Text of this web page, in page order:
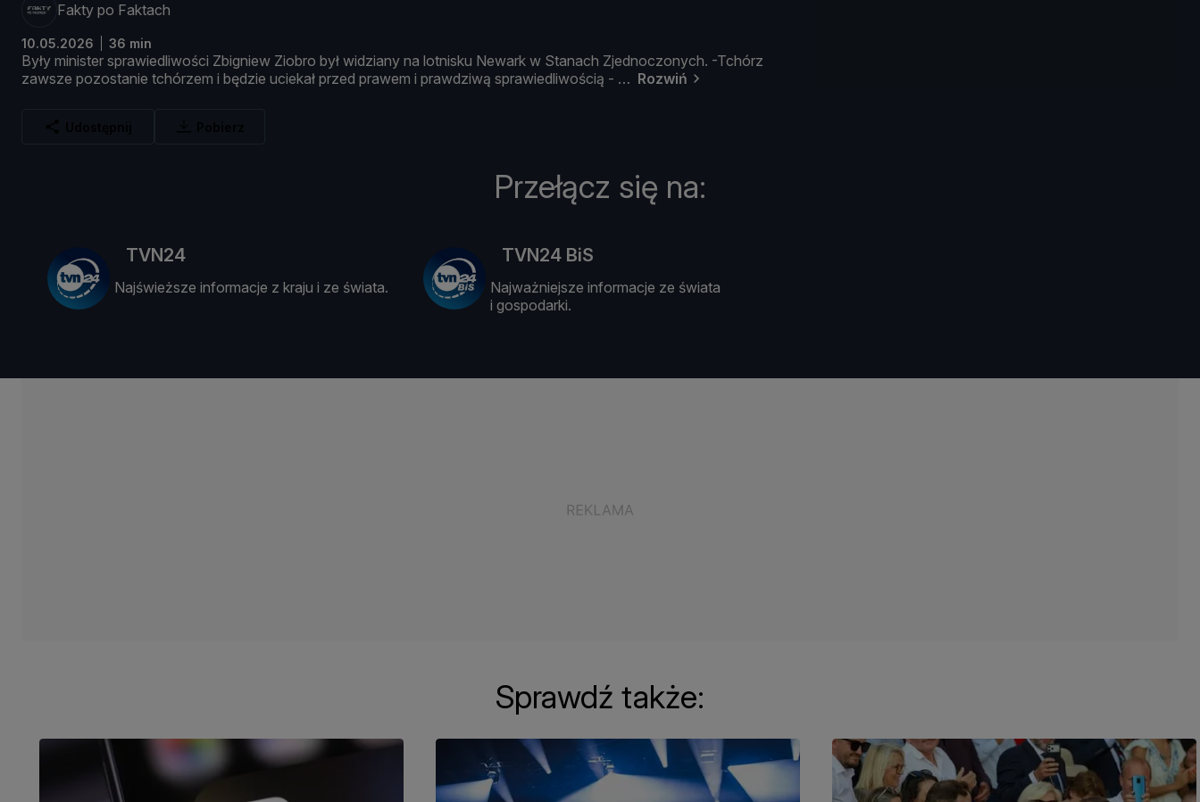
Fakty po Faktach
10.05.2026 36 min
Były minister sprawiedliwości Zbigniew Ziobro był widziany na lotnisku Newark w Stanach Zjednoczonych. -Tchórz
zawsze pozostanie tchórzem i będzie uciekał przed prawem i prawdziwą sprawiedliwością - Rozwiń
Przełącz się na:
TVN24
Najświeższe informacje z kraju i ze świata.
TVN24 BiS
Najważniejsze informacje ze świata
i gospodarki.
Sprawdź także: